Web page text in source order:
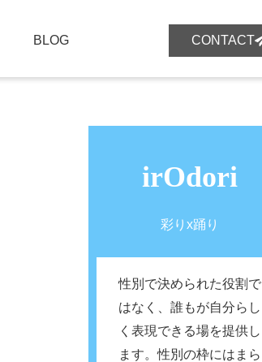
BLOG CONTACT
irOdori
彩りx踊り
性別で決められた役割で
はなく、誰もが自分らし
く表現できる場を提供し
ます。性別の枠にはまら